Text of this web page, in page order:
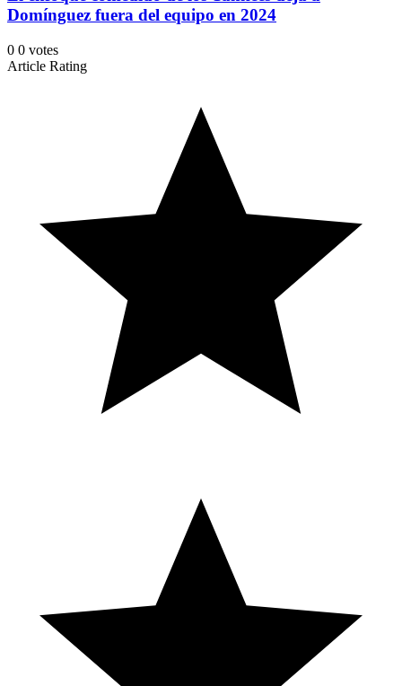
Domínguez fuera del equipo en 2024
0 0 votes
Article Rating